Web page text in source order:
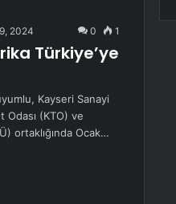
2024 0 1
Türkiye’ye
Kayseri Sanayi
Odası (KTO) ve
ortaklığında Ocak…